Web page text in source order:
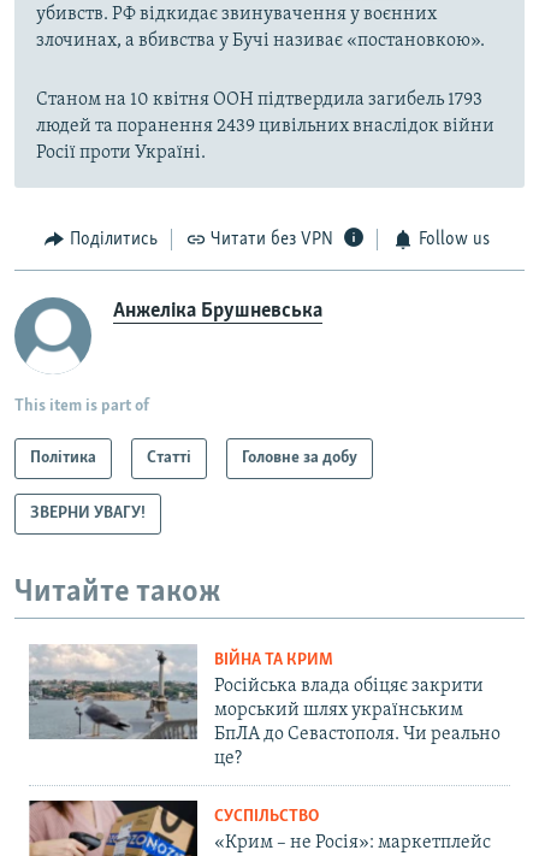
убивств. РФ відкидає звинувачення у воєнних
злочинах, а вбивства у Бучі називає «постановкою».
Станом на 10 квітня ООН підтвердила загибель 1793
людей та поранення 2439 цивільних внаслідок війни
Росії проти Україні.
Поділитись Читати без VPN Follow us
Анжеліка Брушневська
This item is part of
Політика Статті Головне за добу
ЗВЕРНИ УВАГУ!
Читайте також
ВІЙНА ТА КРИМ
Російська влада обіцяє закрити
морський шлях українським
БпЛА до Севастополя. Чи реально
це?
СУСПІЛЬСТВО
«Крим – не Росія»: маркетплейс